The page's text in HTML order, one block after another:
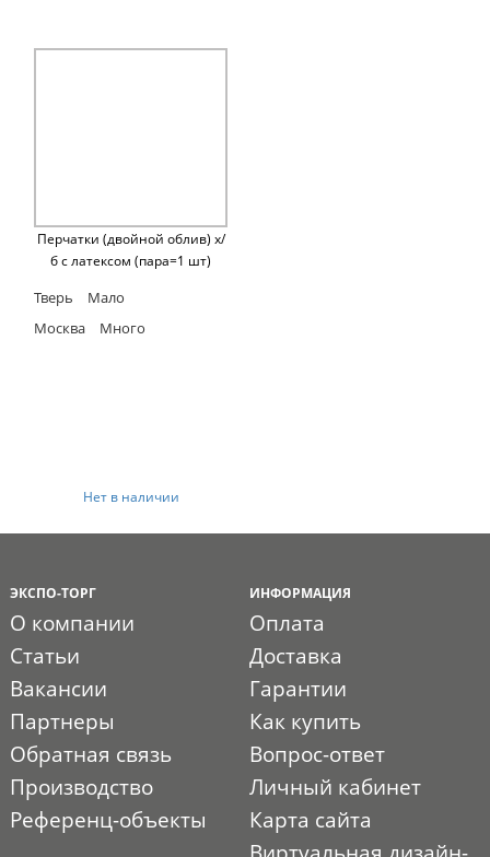
Перчатки (двойной облив) х/
б с латексом (пара=1 шт)
Тверь
Мало
Москва
Много
Нет в наличии
ЭКСПО-ТОРГ
О компании
Статьи
Вакансии
Партнеры
Обратная связь
Производство
Референц-объекты
ИНФОРМАЦИЯ
Оплата
Доставка
Гарантии
Как купить
Вопрос-ответ
Личный кабинет
Карта сайта